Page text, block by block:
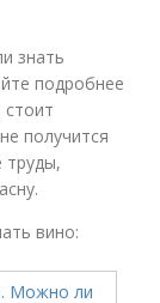
знать
подробнее
получится
труды,
вино: